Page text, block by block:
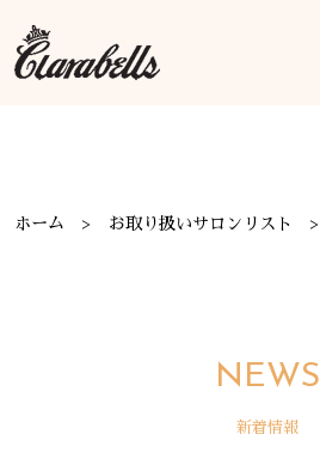
ホーム お取り扱いサロンリスト
NEWS
新着情報